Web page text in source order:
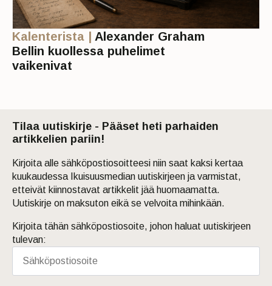
Kalenterista | Alexander Graham
Bellin kuollessa puhelimet
vaikenivat
Tilaa uutiskirje - Pääset heti parhaiden
artikkelien pariin!
Kirjoita alle sähköpostiosoitteesi niin saat kaksi kertaa
kuukaudessa Ikuisuusmedian uutiskirjeen ja varmistat,
etteivät kiinnostavat artikkelit jää huomaamatta.
Uutiskirje on maksuton eikä se velvoita mihinkään.
Kirjoita tähän sähköpostiosoite, johon haluat uutiskirjeen
tulevan: